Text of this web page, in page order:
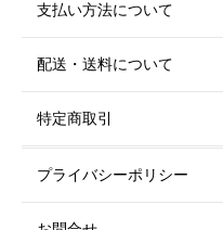
支払い方法について
配送・送料について
特定商取引
プライバシーポリシー